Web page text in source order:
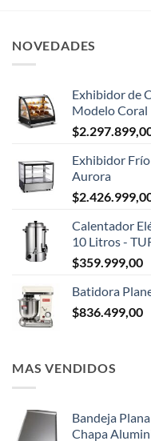
NOVEDADES
Exhibidor de
Modelo Coral
$
Exhibidor
Aurora
$
Calentador
10 Litros -
$359.999,00
Batidora
$836.499,00
MAS VENDIDOS
Bandeja
Chapa